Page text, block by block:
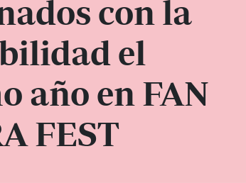
con la
el
año en FAN
FEST